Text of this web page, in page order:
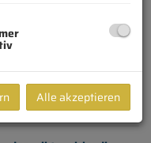
Alle akzeptieren